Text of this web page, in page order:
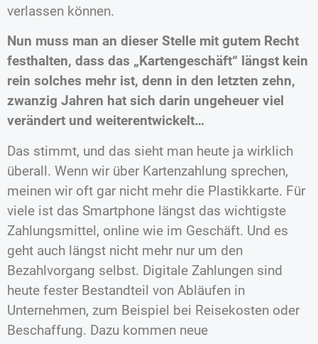
verlassen können.
Nun muss man an dieser Stelle mit gutem Recht
festhalten, dass das „Kartengeschäft“ längst kein
rein solches mehr ist, denn in den letzten zehn,
zwanzig Jahren hat sich darin ungeheuer viel
verändert und weiterentwickelt…
Das stimmt, und das sieht man heute ja wirklich
überall. Wenn wir über Kartenzahlung sprechen,
meinen wir oft gar nicht mehr die Plastikkarte. Für
viele ist das Smartphone längst das wichtigste
Zahlungsmittel, online wie im Geschäft. Und es
geht auch längst nicht mehr nur um den
Bezahlvorgang selbst. Digitale Zahlungen sind
heute fester Bestandteil von Abläufen in
Unternehmen, zum Beispiel bei Reisekosten oder
Beschaffung. Dazu kommen neue